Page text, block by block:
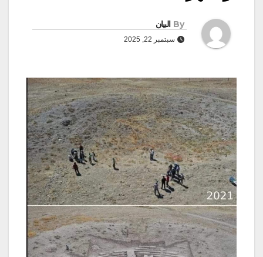
By البيان
سبتمبر 22, 2025